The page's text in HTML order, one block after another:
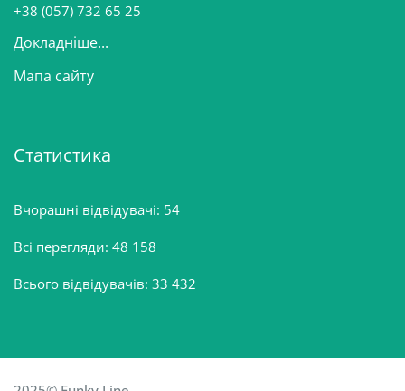
+38 (057) 732 65 25
Докладніше...
Мапа сайту
Статистика
Вчорашні відвідувачі: 54
Всі перегляди: 48 158
Всього відвідувачів: 33 432